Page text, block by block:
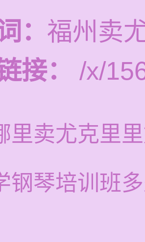
： 福州卖
接：
/x/
里卖尤克里
钢琴培训班